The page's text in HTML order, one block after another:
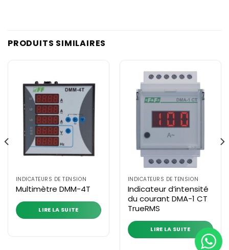
PRODUITS SIMILAIRES
INDICATEURS DE TENSION
Multimètre DMM-4T
LIRE LA SUITE
INDICATEURS DE TENSION
Indicateur d’intensité
du courant DMA-1 CT
TrueRMS
LIRE LA SUITE